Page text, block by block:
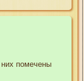
них помечены